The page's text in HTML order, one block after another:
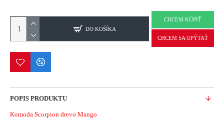
DO KOŠÍKA
CHCEM KÚPIŤ
CHCEM SA OPÝTAŤ
POPIS PRODUKTU
Komoda Scorpion drevo Mango